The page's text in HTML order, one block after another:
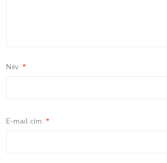
Név *
E-mail cím *